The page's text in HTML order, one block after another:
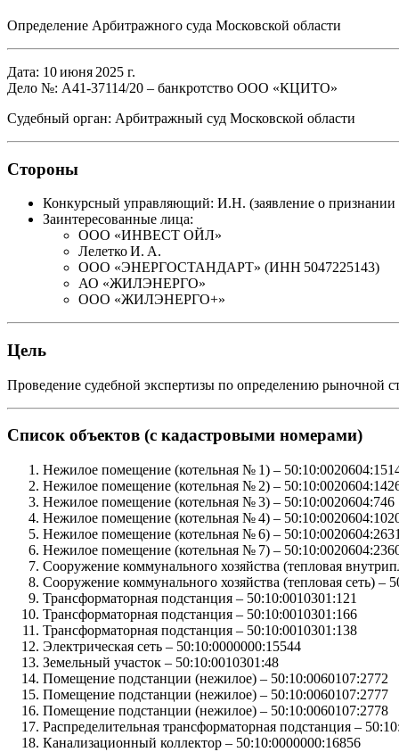
Определение Арбитражного суда Московской области
Дата: 10 июня 2025 г.
Дело №: А41‑37114/20 – банкротство ООО «КЦИТО»
Судебный орган: Арбитражный суд Московской области
Стороны
Конкурсный управляющий: И.Н. (заявление о признании
Заинтересованные лица:
ООО «ИНВЕСТ ОЙЛ»
Лелетко И. А.
ООО «ЭНЕРГОСТАНДАРТ» (ИНН 5047225143)
АО «ЖИЛЭНЕРГО»
ООО «ЖИЛЭНЕРГО+»
Цель
Проведение судебной экспертизы по определению рыночной
Список объектов (с кадастровыми номерами)
Нежилое помещение (котельная № 1) –
Нежилое помещение (котельная № 2) –
Нежилое помещение (котельная № 3) – 50:10:0020604:746
Нежилое помещение (котельная № 4) –
Нежилое помещение (котельная № 6) –
Нежилое помещение (котельная № 7) –
Сооружение коммунального хозяйства (тепловая
Сооружение коммунального хозяйства (тепловая сеть) –
Трансформаторная подстанция – 50:10:0010301:121
Трансформаторная подстанция – 50:10:0010301:166
Трансформаторная подстанция – 50:10:0010301:138
Электрическая сеть – 50:10:0000000:15544
Земельный участок – 50:10:0010301:48
Помещение подстанции (нежилое) – 50:10:0060107:2772
Помещение подстанции (нежилое) – 50:10:0060107:2777
Помещение подстанции (нежилое) – 50:10:0060107:2778
Распределительная трансформаторная подстанция –
Канализационный коллектор – 50:10:0000000:16856